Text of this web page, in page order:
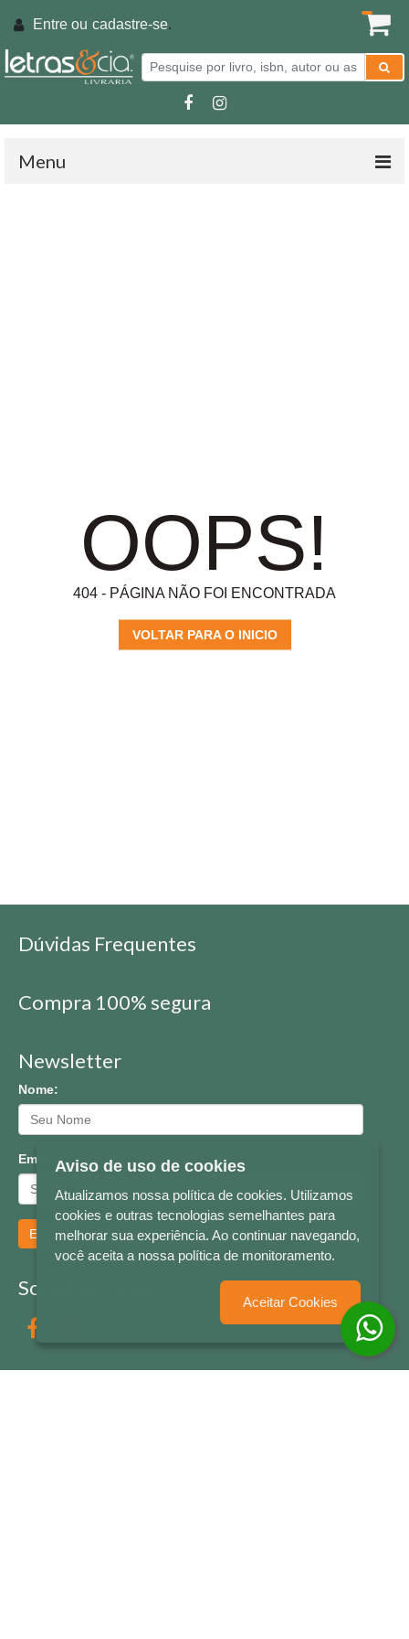
Entre ou cadastre-se.
Menu
OOPS!
404 - PÁGINA NÃO FOI ENCONTRADA
VOLTAR PARA O INICIO
Dúvidas Frequentes
Compra 100% segura
Newsletter
Nome:
Email:
Enviar
Socialize conosco
Aviso de uso de cookies
Atualizamos nossa política de cookies. Utilizamos
cookies e outras tecnologias semelhantes para
melhorar sua experiência. Ao continuar navegando,
você aceita a nossa política de monitoramento.
Aceitar Cookies